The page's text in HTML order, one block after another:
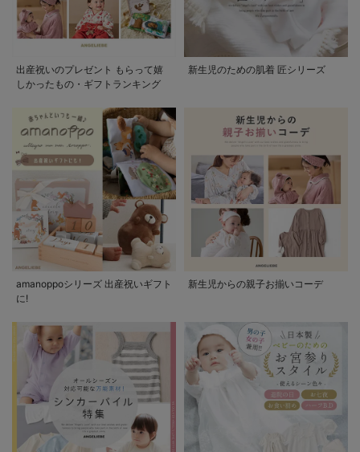
出産祝いのプレゼント もらって嬉
しかったもの・ギフトランキング
新生児のための肌着 匠シリーズ
amanoppoシリーズ 出産祝いギフト
に!
新生児からの親子お揃いコーデ